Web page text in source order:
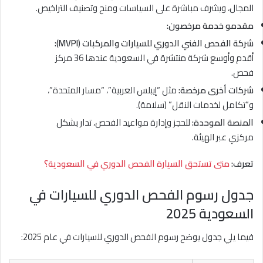
المجال، ويشرف مباشرة على السياسات ومنح وتصنيف التراخيص.
مقدمو خدمة مرخصون:
شركة الفحص الفني الدوري للسيارات والمركبات (MVPI):
أقدم وأوسع شركة منتشرة في السعودية عندها 36 مركز
فحص.
شركات أخرى مرخصة:مثل “إيبلس العربية”، “مسار المتحدة”،
و”تكامل لخدمات النقل” (سلامة).
المنصة الموحدة:للحجز وإدارة مواعيد الفحص، تدار بشكل
مركزي عبر الهيئة.
تعرف:متى تستحق السيارة الفحص الدوري​ في السعودية؟
جدول رسوم الفحص الدوري للسيارات في
السعودية 2025
فيما يلي جدول يوضح رسوم الفحص الدوري للسيارات في عام 2025: